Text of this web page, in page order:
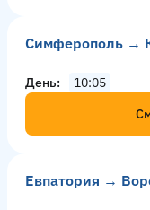
Симферополь →
День
10:05
Евпатория →